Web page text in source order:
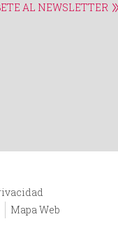
AL NEWSLETTER
Mapa Web